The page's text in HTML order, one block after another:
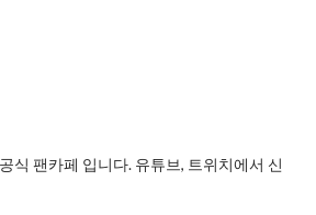
식 팬카페 입니다. 유튜브, 트위치에서 신